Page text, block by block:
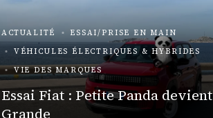
ACTUALITÉ
ESSAI/PRISE EN MAIN
VÉHICULES ÉLECTRIQUES & HYBRIDES
VIE DES MARQUES
Essai Fiat : Petite Panda devient
Grande